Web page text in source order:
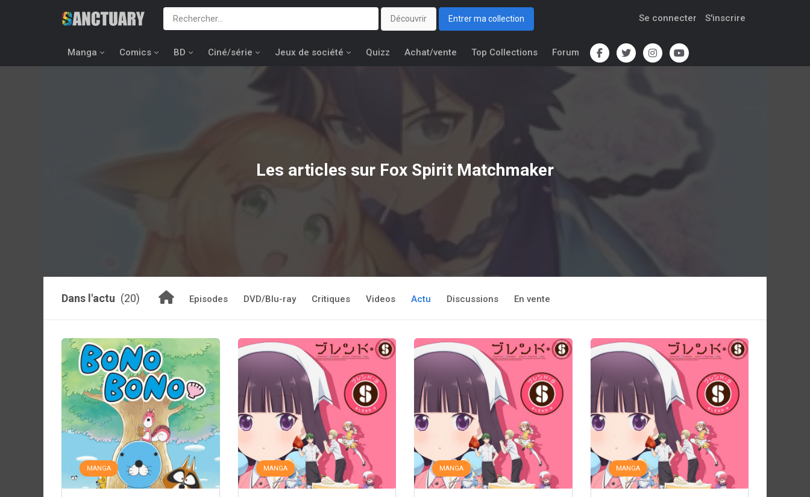
Découvrir Entrer ma collection Se connecter S'inscrire
Manga Comics BD Ciné/série Jeux de société Quizz Achat/vente Top Collections Forum
Les articles sur Fox Spirit Matchmaker
Dans l'actu (20) Episodes DVD/Blu-ray Critiques Videos Actu Discussions En vente
MANGA MANGA MANGA MANGA